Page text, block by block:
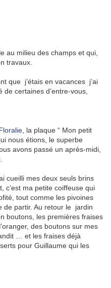
au milieu des champs et qui,
travaux.
que j’étais en vacances j’ai
de certaines d’entre-vous,
, la plaque “ Mon petit
nous étions, le superbe
avons passé un après-midi,
cueilli mes deux seuls brins
c’est ma petite coiffeuse qui
tout comme les pivoines
de partir. Au retour le jardin
boutons, les premières fraises
des boutons sur mes
… et les fraises déjà
pour Guillaume qui les